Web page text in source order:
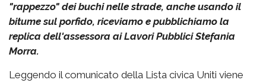
"rappezzo" dei buchi nelle strade, anche usando il
bitume sul porfido, riceviamo e pubblichiamo la
replica dell'assessora ai Lavori Pubblici Stefania
Morra.
Leggendo il comunicato della Lista civica Uniti viene